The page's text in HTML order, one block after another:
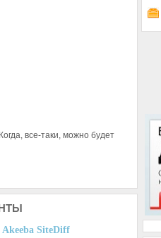
все-таки, можно будет
Akeeba SiteDiff